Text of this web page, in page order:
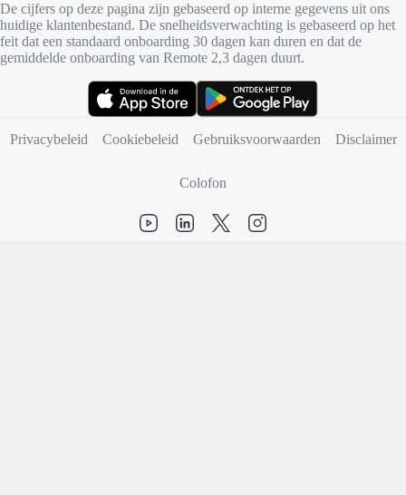
De cijfers op deze pagina zijn gebaseerd op interne gegevens uit ons
huidige klantenbestand. De snelheidsverwachting is gebaseerd op het
feit dat een standaard onboarding 30 dagen kan duren en dat de
gemiddelde onboarding van Remote 2,3 dagen duurt.
Privacybeleid
Cookiebeleid Gebruiksvoorwaarden Disclaimer
Colofon